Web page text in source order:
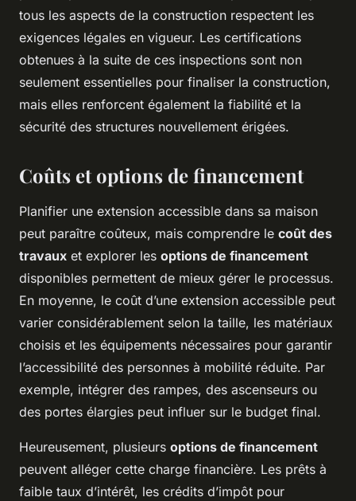
tous les aspects de la construction respectent les
exigences légales en vigueur. Les certifications
obtenues à la suite de ces inspections sont non
seulement essentielles pour finaliser la construction,
mais elles renforcent également la fiabilité et la
sécurité des structures nouvellement érigées.
Coûts et options de financement
Planifier une extension accessible dans sa maison
peut paraître coûteux, mais comprendre le coût des
travaux et explorer les options de financement
disponibles permettent de mieux gérer le processus.
En moyenne, le coût d’une extension accessible peut
varier considérablement selon la taille, les matériaux
choisis et les équipements nécessaires pour garantir
l’accessibilité des personnes à mobilité réduite. Par
exemple, intégrer des rampes, des ascenseurs ou
des portes élargies peut influer sur le budget final.
Heureusement, plusieurs options de financement
peuvent alléger cette charge financière. Les prêts à
faible taux d’intérêt, les crédits d’impôt pour